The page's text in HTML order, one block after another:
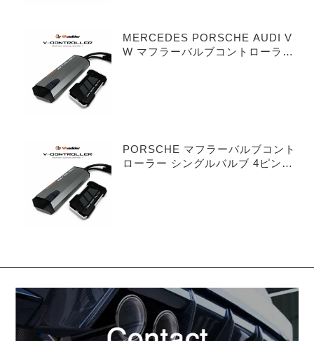
MERCEDES PORSCHE AUDI V
W マフラーバルブコントローラー
PORSCHE マフラーバルブコント
ローラー シングルバルブ 4ピンタ